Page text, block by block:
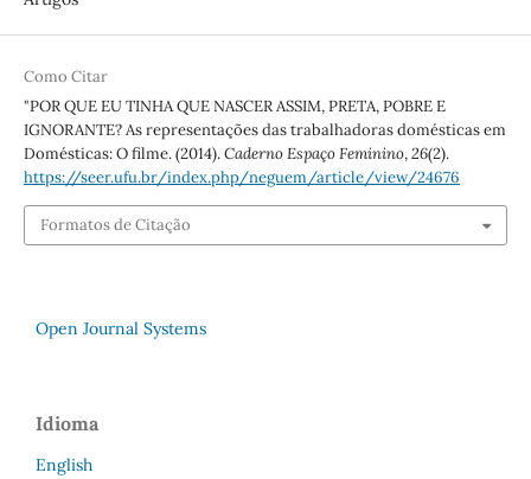
Como Citar
"POR QUE EU TINHA QUE NASCER ASSIM, PRETA, POBRE E
IGNORANTE? As representações das trabalhadoras domésticas em
Domésticas: O filme. (2014).Caderno Espaço Feminino,26(2).
https://seer.ufu.br/index.php/neguem/article/view/24676
Formatos de Citação
Open Journal Systems
Idioma
English